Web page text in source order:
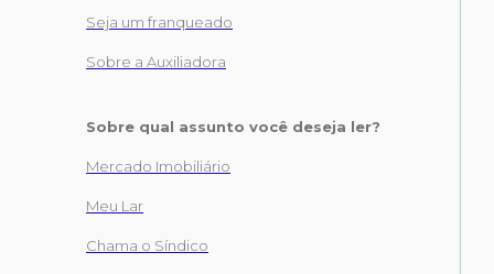
Seja um franqueado
Sobre a Auxiliadora
Sobre qual assunto você deseja ler?
Mercado Imobiliário
Meu Lar
Chama o Síndico